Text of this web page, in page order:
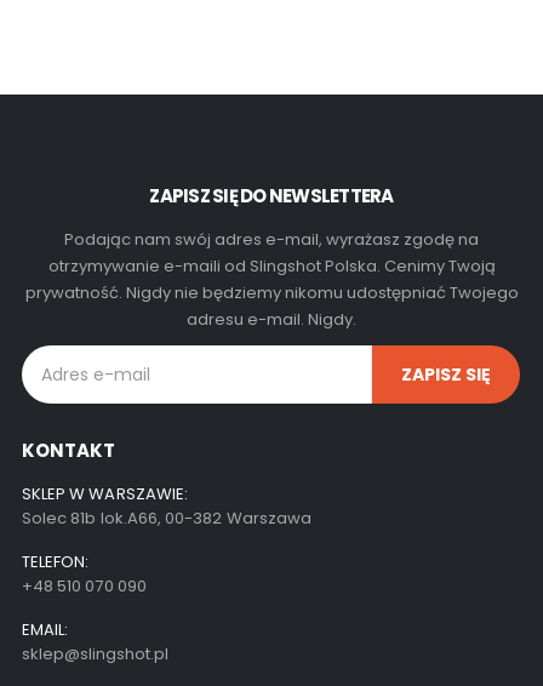
ZAPISZ SIĘ DO NEWSLETTERA
Podając nam swój adres e-mail, wyrażasz zgodę na
otrzymywanie e-maili od Slingshot Polska. Cenimy Twoją
prywatność. Nigdy nie będziemy nikomu udostępniać Twojego
adresu e-mail. Nigdy.
KONTAKT
SKLEP W WARSZAWIE:
Solec 81b lok.A66, 00-382 Warszawa
TELEFON:
+48 510 070 090
EMAIL:
sklep@slingshot.pl